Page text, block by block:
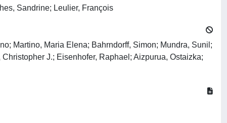
Sandrine; Leulier, François
Martino, Maria Elena; Bahrndorff, Simon; Mundra, Sunil;
J.; Eisenhofer, Raphael; Aizpurua, Ostaizka;